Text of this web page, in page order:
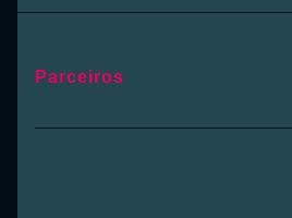
Parceiros